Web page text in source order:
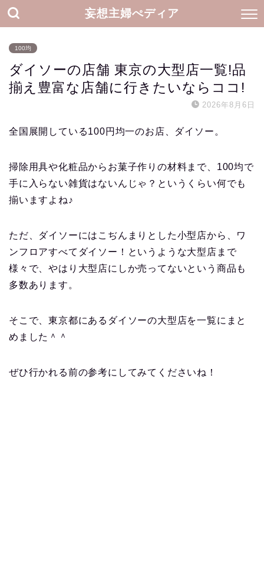
妄想主婦ぺディア
100均
ダイソーの店舗 東京の大型店一覧!品
揃え豊富な店舗に行きたいならココ!
2026年8月6日
全国展開している100円均一のお店、ダイソー。
掃除用具や化粧品からお菓子作りの材料まで、100均で
手に入らない雑貨はないんじゃ？というくらい何でも
揃いますよね♪
ただ、ダイソーにはこぢんまりとした小型店から、ワ
ンフロアすべてダイソー！というような大型店まで
様々で、やはり大型店にしか売ってないという商品も
多数あります。
そこで、東京都にあるダイソーの大型店を一覧にまと
めました＾＾
ぜひ行かれる前の参考にしてみてくださいね！